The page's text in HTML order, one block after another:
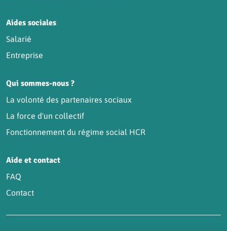
Aides sociales
Salarié
Entreprise
Qui sommes-nous ?
La volonté des partenaires sociaux
La force d'un collectif
Fonctionnement du régime social HCR
Aide et contact
FAQ
Contact